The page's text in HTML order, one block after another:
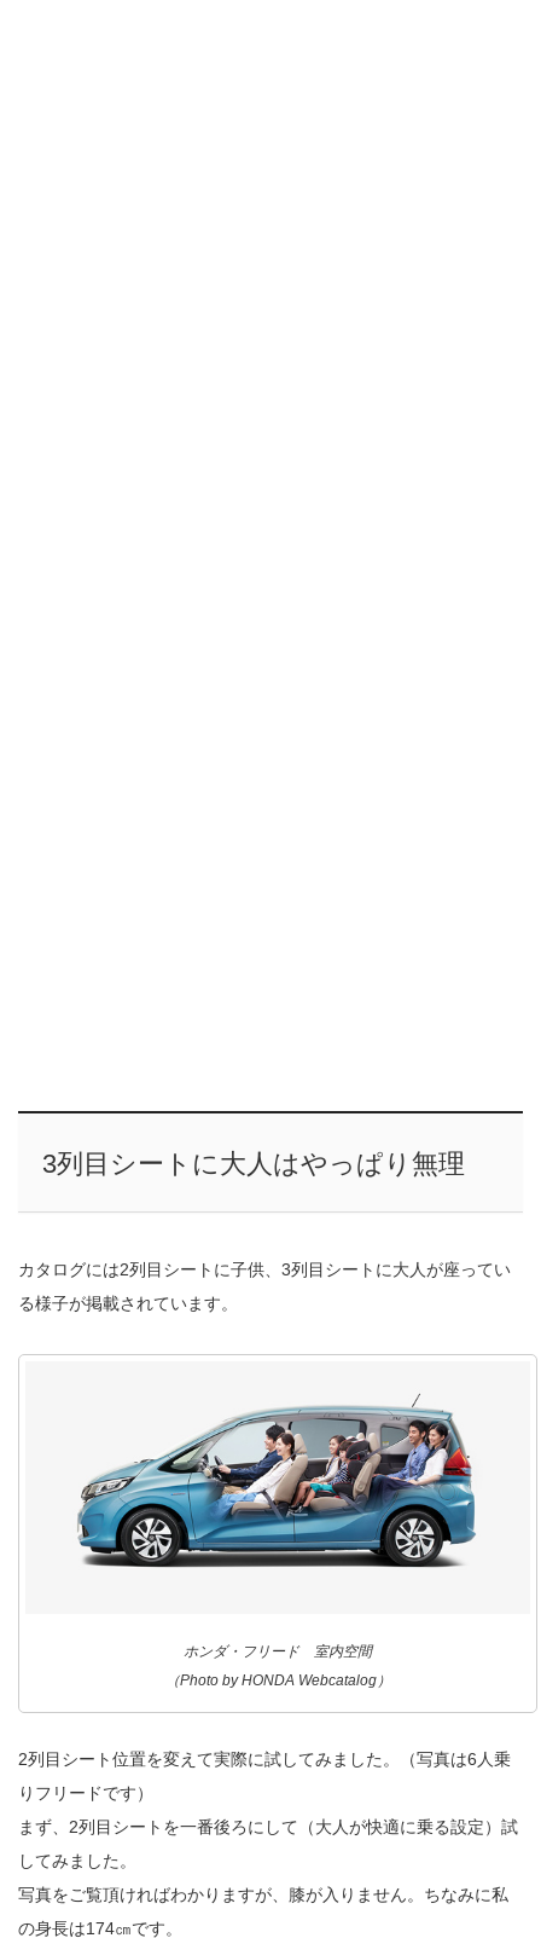
3列目シートに大人はやっぱり無理
カタログには2列目シートに子供、3列目シートに大人が座ってい
る様子が掲載されています。
ホンダ・フリード 室内空間
（Photo by HONDA Webcatalog）
2列目シート位置を変えて実際に試してみました。（写真は6人乗
りフリードです）
まず、2列目シートを一番後ろにして（大人が快適に乗る設定）試
してみました。
写真をご覧頂ければわかりますが、膝が入りません。ちなみに私
の身長は174㎝です。